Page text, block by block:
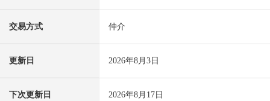
交易方式 仲介
更新日 2026年8月3日
下次更新日 2026年8月17日